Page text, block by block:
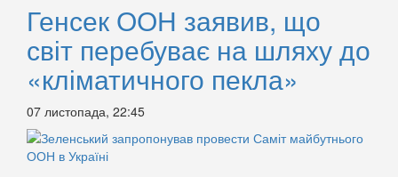
Генсек ООН заявив, що
світ перебуває на шляху до
«кліматичного пекла»
07 листопада, 22:45